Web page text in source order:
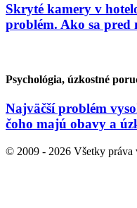
Skryté kamery v
problém. Ako sa
Psychológia, úzkostné
Najväčší problém
čoho majú obavy a
© 2009 - 2026 Všetky práva